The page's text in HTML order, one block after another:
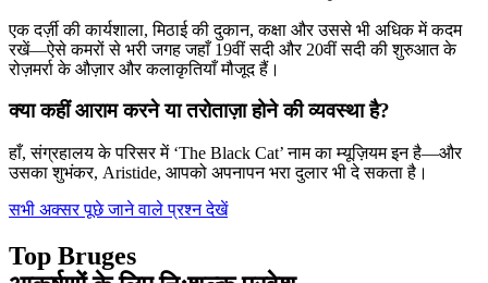
एक दर्ज़ी की कार्यशाला, मिठाई की दुकान, कक्षा और उससे भी अधिक में कदम
रखें—ऐसे कमरों से भरी जगह जहाँ 19वीं सदी और 20वीं सदी की शुरुआत के
रोज़मर्रा के औज़ार और कलाकृतियाँ मौजूद हैं।
क्या कहीं आराम करने या तरोताज़ा होने की व्यवस्था है?
हाँ, संग्रहालय के परिसर में ‘The Black Cat’ नाम का म्यूज़ियम इन है—और
उसका शुभंकर, Aristide, आपको अपनापन भरा दुलार भी दे सकता है।
सभी अक्सर पूछे जाने वाले प्रश्न देखें
Top Bruges